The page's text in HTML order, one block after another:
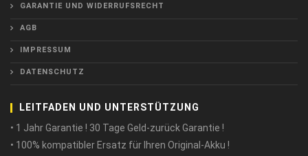
GARANTIE UND WIDERRUFSRECHT
AGB
IMPRESSUM
DATENSCHUTZ
LEITFADEN UND UNTERSTÜTZUNG
• 1 Jahr Garantie ! 30 Tage Geld-zurück Garantie !
• 100% kompatibler Ersatz für Ihren Original-Akku !